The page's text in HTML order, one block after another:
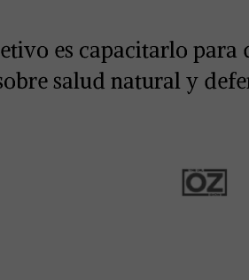
es capacitarlo
salud natural y